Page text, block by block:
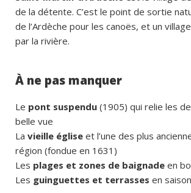
de la détente. C’est le point de sortie
de l’Ardèche pour les canoës, et un
par la rivière.
À ne pas manquer
Le pont suspendu (1905) qui relie les
belle vue
La vieille église et l’une des plus
région (fondue en 1631)
Les plages et zones de baignade en
Les guinguettes et terrasses en saison